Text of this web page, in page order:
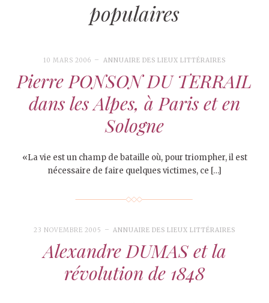
populaires
10 MARS 2006 ANNUAIRE DES LIEUX LITTÉRAIRES
Pierre PONSON DU TERRAIL
dans les Alpes, à Paris et en
Sologne
«La vie est un champ de bataille où, pour triompher, il est
nécessaire de faire quelques victimes, ce […]
23 NOVEMBRE 2005 ANNUAIRE DES LIEUX LITTÉRAIRES
Alexandre DUMAS et la
révolution de 1848